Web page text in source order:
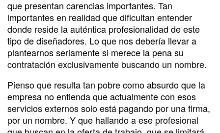
que presentan carencias importantes. Tan
importantes en realidad que dificultan entender
donde reside la auténtica profesionalidad de este
tipo de diseñadores. Lo que nos debería llevar a
plantearnos seriamente si merece la pena su
contratación exclusivamente buscando un nombre.
Pienso que resulta tan pobre como absurdo que la
empresa no entienda que actualmente con esos
servicios externos solo está pagando por una firma,
por un nombre. Y que hallando a ese profesional